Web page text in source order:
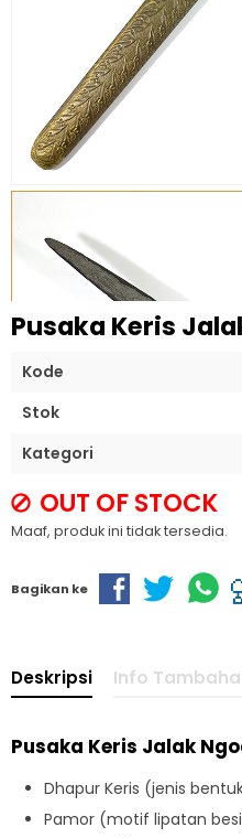
Pusaka Keris
Kode
Stok
Kategori
OUT OF STOCK
Maaf, produk ini tidak tersedia.
Bagikan ke
Deskripsi Info
Pusaka Keris Jalak
Dhapur Keris (jenis
Pamor (motif lipatan